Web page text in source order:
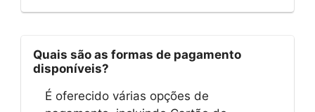
Quais são as formas de pagamento
disponíveis?
É oferecido várias opções de